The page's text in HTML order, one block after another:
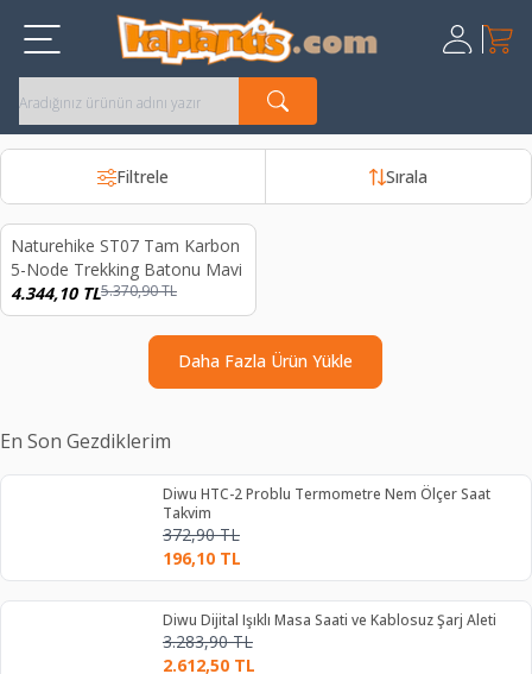
Üye
Kayıt Ol
Sepet
Filtrele Sırala
%19
Naturehike ST07 Tam Karbon
5-Node Trekking Batonu Mavi
4.344,10TL5.370,90TL
Daha Fazla Ürün Yükle
En Son Gezdiklerim
Diwu HTC-2 Problu Termometre Nem Ölçer Saat
Takvim
372,90TL
196,10 TL
Diwu Dijital Işıklı Masa Saati ve Kablosuz Şarj Aleti
3.283,90TL
2.612,50 TL